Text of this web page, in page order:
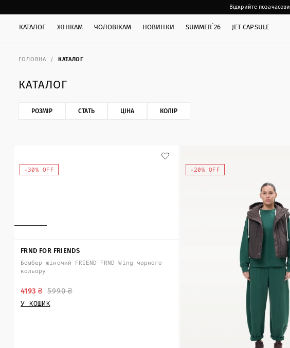
Відкрийте
КАТАЛОГ ЖІНКАМ ЧОЛОВІКАМ НОВИНКИ SUMMER`26 JET CAPSULE
ГОЛОВНА КАТАЛОГ
КАТАЛОГ
РОЗМІР СТАТЬ ЦІНА КОЛІР
-30% OFF
FRND FOR FRIENDS
Бомбер жіночий FRIEND FRND Wing чорного
кольору
5990 ₴
4193 ₴
У КОШИК
-20% OFF